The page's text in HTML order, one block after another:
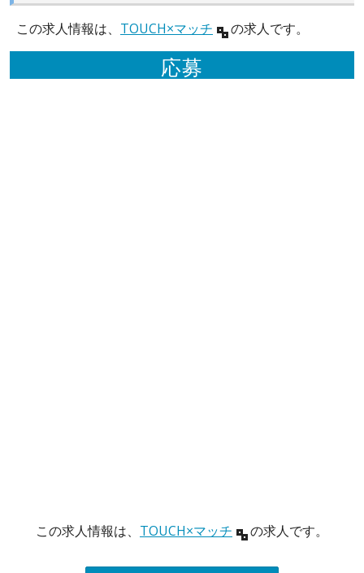
この求人情報は、 TOUCH×マッチ の求人です。
応募
この求人情報は、 TOUCH×マッチ の求人です。